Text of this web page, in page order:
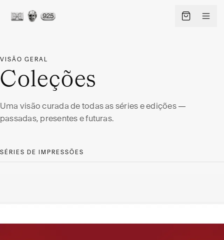
VISÃO GERAL
Coleções
Uma visão curada de todas as séries e edições —
passadas, presentes e futuras.
SÉRIES DE IMPRESSÕES